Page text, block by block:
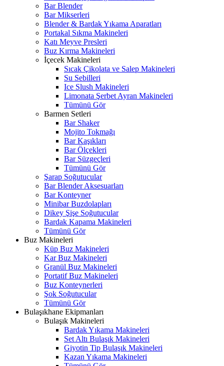
Bar Blender
Bar Mikserleri
Blender & Bardak Yıkama Aparatları
Portakal Sıkma Makineleri
Katı Meyve Presleri
Buz Kırma Makineleri
İçecek Makineleri
Sıcak Çikolata ve Salep Makineleri
Su Sebilleri
Ice Slush Makineleri
Limonata Şerbet Ayran Makineleri
Tümünü Gör
Barmen Setleri
Bar Shaker
Mojito Tokmağı
Bar Kaşıkları
Bar Ölçekleri
Bar Süzgeçleri
Tümünü Gör
Şarap Soğutucular
Bar Blender Aksesuarları
Bar Konteyner
Minibar Buzdolapları
Dikey Şişe Soğutucular
Bardak Kapama Makineleri
Tümünü Gör
Buz Makineleri
Küp Buz Makineleri
Kar Buz Makineleri
Granül Buz Makineleri
Portatif Buz Makineleri
Buz Konteynerleri
Şok Soğutucular
Tümünü Gör
Bulaşıkhane Ekipmanları
Bulaşık Makineleri
Bardak Yıkama Makineleri
Set Altı Bulaşık Makineleri
Giyotin Tip Bulaşık Makineleri
Kazan Yıkama Makineleri